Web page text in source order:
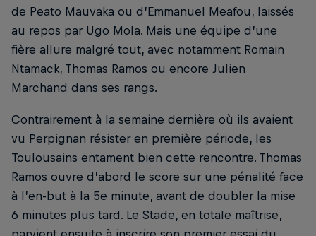
de Peato Mauvaka ou d’Emmanuel Meafou, laissés
au repos par Ugo Mola. Mais une équipe d’une
fière allure malgré tout, avec notamment Romain
Ntamack, Thomas Ramos ou encore Julien
Marchand dans ses rangs.
Contrairement à la semaine dernière où ils avaient
vu Perpignan résister en première période, les
Toulousains entament bien cette rencontre. Thomas
Ramos ouvre d’abord le score sur une pénalité face
à l’en-but à la 5e minute, avant de doubler la mise
6 minutes plus tard. Le Stade, en totale maîtrise,